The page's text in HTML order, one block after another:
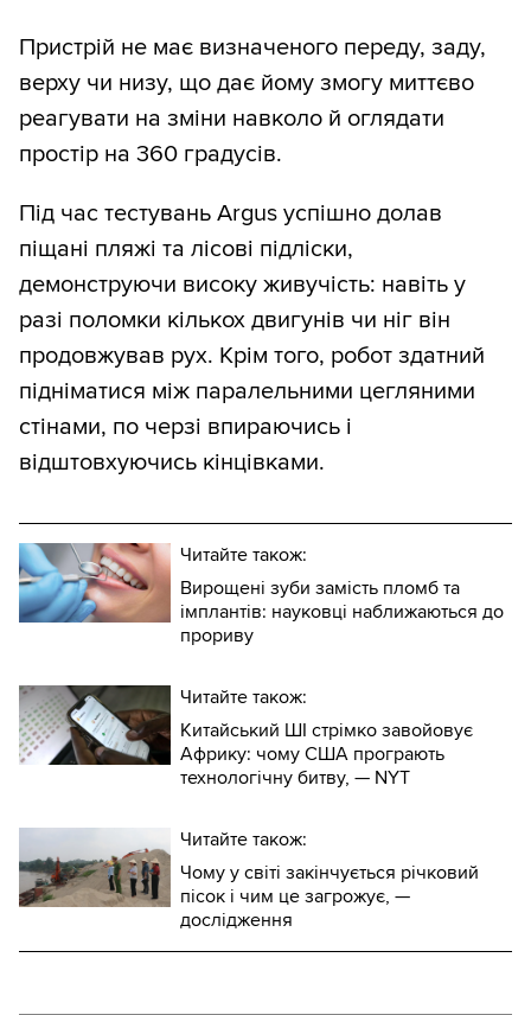
Пристрій не має визначеного переду, заду,
верху чи низу, що дає йому змогу миттєво
реагувати на зміни навколо й оглядати
простір на 360 градусів.
Під час тестувань Argus успішно долав
піщані пляжі та лісові підліски,
демонструючи високу живучість: навіть у
разі поломки кількох двигунів чи ніг він
продовжував рух. Крім того, робот здатний
підніматися між паралельними цегляними
стінами, по черзі впираючись і
відштовхуючись кінцівками.
Читайте також:
Вирощені зуби замість пломб та
імплантів: науковці наближаються до
прориву
Читайте також:
Китайський ШІ стрімко завойовує
Африку: чому США програють
технологічну битву, — NYT
Читайте також:
Чому у світі закінчується річковий
пісок і чим це загрожує, —
дослідження